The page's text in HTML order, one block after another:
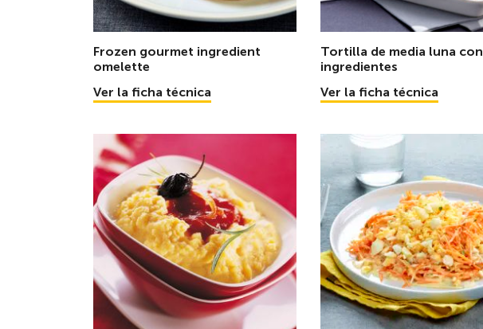
Frozen gourmet ingredient
omelette
Ver la ficha técnica
Tortilla de media luna con
ingredientes
Ver la ficha técnica